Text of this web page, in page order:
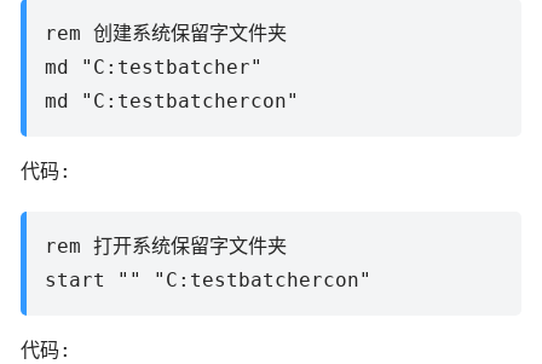
rem 创建系统保留字文件夹
md "C:testbatcher"
md "C:testbatchercon"
代码:
rem 打开系统保留字文件夹
start "" "C:testbatchercon"
代码: